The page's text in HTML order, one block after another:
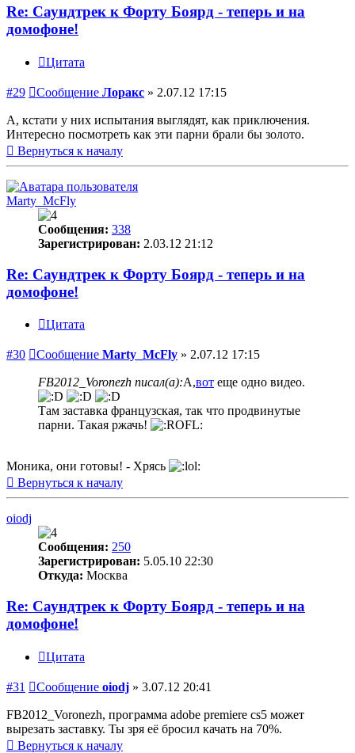
Re: Саундтрек к Форту Боярд - теперь и на
домофоне!
Цитата
#29 Сообщение Лоракс » 2.07.12 17:15
А, кстати у них испытания выглядят, как приключения.
Интересно посмотреть как эти парни брали бы золото.
Вернуться к началу
Marty_McFly
Сообщения: 338
Зарегистрирован: 2.03.12 21:12
Re: Саундтрек к Форту Боярд - теперь и на
домофоне!
Цитата
#30 Сообщение Marty_McFly » 2.07.12 17:15
FB2012_Voronezh писал(а):А,вот еще одно видео.
Там заставка французская, так что продвинутые
парни. Такая ржачь!
Моника, они готовы! - Хрясь
Вернуться к началу
oiodj
Сообщения: 250
Зарегистрирован: 5.05.10 22:30
Откуда: Москва
Re: Саундтрек к Форту Боярд - теперь и на
домофоне!
Цитата
#31 Сообщение oiodj » 3.07.12 20:41
FB2012_Voronezh, программа adobe premiere cs5 может
вырезать заставку. Ты зря её бросил качать на 70%.
Вернуться к началу